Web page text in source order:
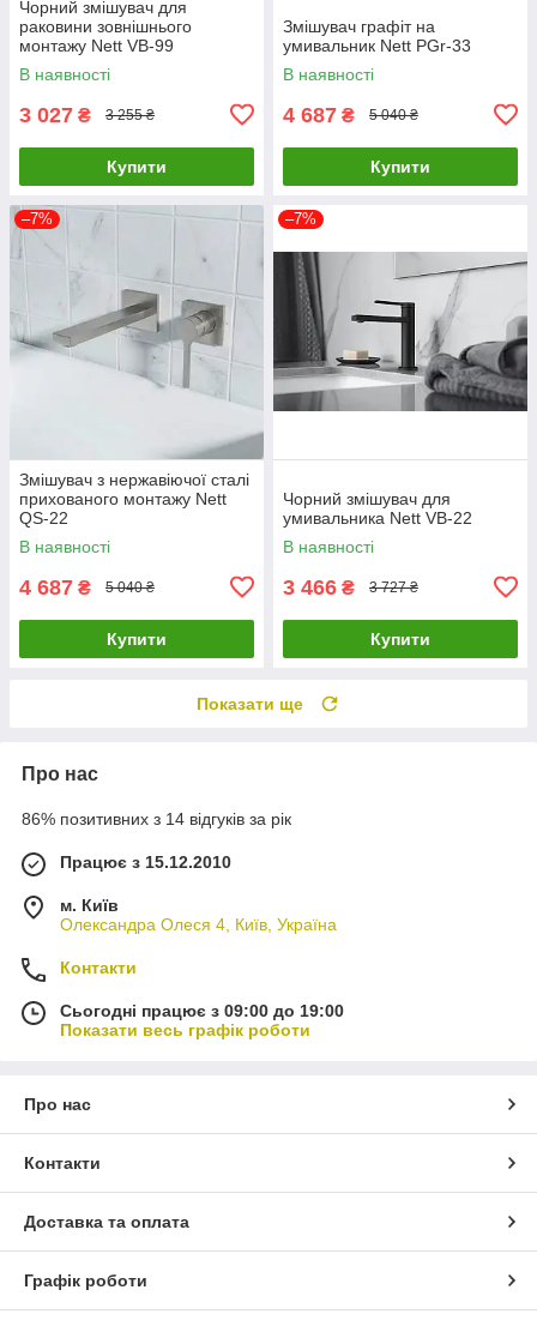
Чорний змішувач для
раковини зовнішнього
монтажу Nett VB-99
В наявності
3 027 ₴ 3 255 ₴
Купити
Змішувач графіт на
умивальник Nett PGr-33
В наявності
4 687 ₴ 5 040 ₴
Купити
–7%
Змішувач з нержавіючої сталі
прихованого монтажу Nett
QS-22
В наявності
4 687 ₴ 5 040 ₴
Купити
–7%
Чорний змішувач для
умивальника Nett VB-22
В наявності
3 466 ₴ 3 727 ₴
Купити
Показати ще
Про нас
86% позитивних з 14 відгуків за рік
Працює з 15.12.2010
м. Київ
Олександра Олеся 4, Київ, Україна
Контакти
Сьогодні працює з 09:00 до 19:00
Показати весь графік роботи
Про нас
Контакти
Доставка та оплата
Графік роботи